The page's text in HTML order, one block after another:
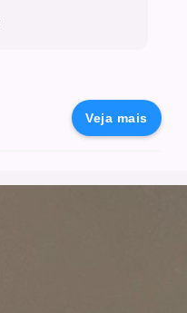
Veja mais